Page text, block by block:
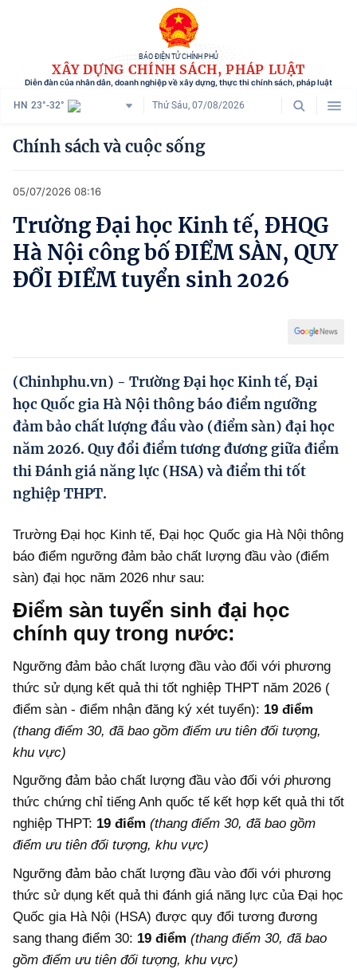
BÁO ĐIỆN TỬ CHÍNH PHỦ
XÂY DỰNG CHÍNH SÁCH, PHÁP LUẬT
Diễn đàn của nhân dân, doanh nghiệp về xây dựng, thực thi chính sách, pháp luật
HN 23°-32° Thứ Sáu, 07/08/2026
Danh mục
Tham vấn chính sách
Người dân góp ý
Phát triển kinh tế tư nhân và doanh nghiệp dân tộc
Ocop và chuỗi giá trị Nông sản
Kinh tế tư nhân
Doanh nghiệp dân tộc
Khác
Video
Chính sách và cuộc sống
05/07/2026 08:16
Trường Đại học Kinh tế, ĐHQG
Hà Nội công bố ĐIỂM SÀN, QUY
ĐỔI ĐIỂM tuyển sinh 2026
(Chinhphu.vn) - Trường Đại học Kinh tế, Đại
học Quốc gia Hà Nội thông báo điểm ngưỡng
đảm bảo chất lượng đầu vào (điểm sàn) đại học
năm 2026. Quy đổi điểm tương đương giữa điểm
thi Đánh giá năng lực (HSA) và điểm thi tốt
nghiệp THPT.
Trường Đại học Kinh tế, Đại học Quốc gia Hà Nội thông
báo điểm ngưỡng đảm bảo chất lượng đầu vào (điểm
sàn) đại học năm 2026 như sau:
Điểm sàn tuyển sinh đại học
chính quy trong nước:
Ngưỡng đảm bảo chất lượng đầu vào đối với phương
thức sử dụng kết quả thi tốt nghiệp THPT năm 2026 (
điểm sàn - điểm nhận đăng ký xét tuyển): 19 điểm
(thang điểm 30, đã bao gồm điểm ưu tiên đối tượng,
khu vực)
Ngưỡng đảm bảo chất lượng đầu vào đối với phương
thức chứng chỉ tiếng Anh quốc tế kết hợp kết quả thi tốt
nghiệp THPT: 19 điểm (thang điểm 30, đã bao gồm
điểm ưu tiên đối tượng, khu vực)
Ngưỡng đảm bảo chất lượng đầu vào đối với phương
thức sử dụng kết quả thi đánh giá năng lực của Đại học
Quốc gia Hà Nội (HSA) được quy đổi tương đương
sang thang điểm 30: 19 điểm (thang điểm 30, đã bao
gồm điểm ưu tiên đối tượng, khu vực)